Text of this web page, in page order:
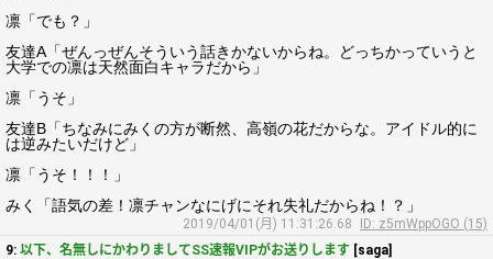
凛「でも？」
友達A「ぜんっぜんそういう話きかないからね。どっちかっていうと
大学での凛は天然面白キャラだから」
凛「うそ」
友達B「ちなみにみくの方が断然、高嶺の花だからな。アイドル的に
は逆みたいだけど」
凛「うそ！！！」
みく「語気の差！凛チャンなにげにそれ失礼だからね！？」
2019/04/01(月) 11:31:26.68
ID: z5mWppOGO (15)
9: 以下、名無しにかわりましてSS速報VIPがお送りします [saga]